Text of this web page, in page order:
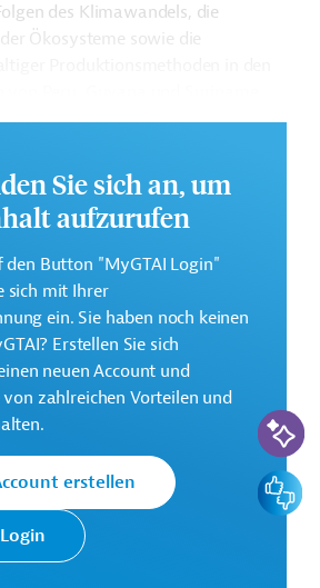
des Klimawandels, die
Ökosysteme sowie die
dieIDB: Schwerpunkte, Regularien
zur Geschäftsanbahnung.
(Zuschuss)
Die IDB ist die wichtigste
Sie sich an, um
aufzurufen
den Button "MyGTAI Login"
sich mit Ihrer
ein. Sie haben noch keinen
Erstellen Sie sich
neuen Account und
zahlreichen Vorteilen und
erstellen
KI-